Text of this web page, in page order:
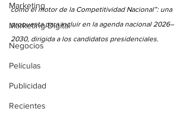
Marketing
Marketing Digital
Negocios
Películas
Publicidad
Recientes
como el motor de la Competitividad Nacional”: una
propuesta para incluir en la agenda nacional 2026–
2030, dirigida a los candidatos presidenciales.